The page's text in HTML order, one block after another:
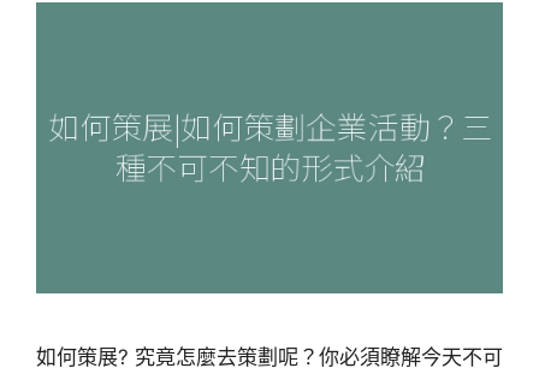
如何策展? 究竟怎麼去策劃呢？你必須瞭解今天不可